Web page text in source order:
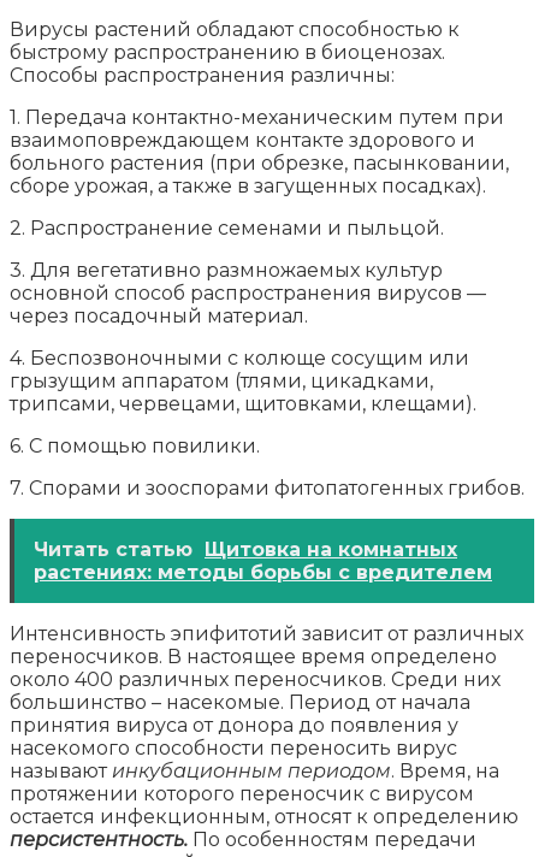
Вирусы растений обладают способностью к
быстрому распространению в биоценозах.
Способы распространения различны:
1. Передача контактно-механическим путем при
взаимоповреждающем контакте здорового и
больного растения (при обрезке, пасынковании,
сборе урожая, а также в загущенных посадках).
2. Распространение семенами и пыльцой.
3. Для вегетативно размножаемых культур
основной способ распространения вирусов —
через посадочный материал.
4. Беспозвоночными с колюще сосущим или
грызущим аппаратом (тлями, цикадками,
трипсами, червецами, щитовками, клещами).
6. С помощью повилики.
7. Спорами и зооспорами фитопатогенных грибов.
Читать статью Щитовка на комнатных
растениях: методы борьбы с вредителем
Интенсивность эпифитотий зависит от различных
переносчиков. В настоящее время определено
около 400 различных переносчиков. Среди них
большинство – насекомые. Период от начала
принятия вируса от донора до появления у
насекомого способности переносить вирус
называют инкубационным периодом. Время, на
протяжении которого переносчик с вирусом
остается инфекционным, относят к определению
персистентность. По особенностям передачи